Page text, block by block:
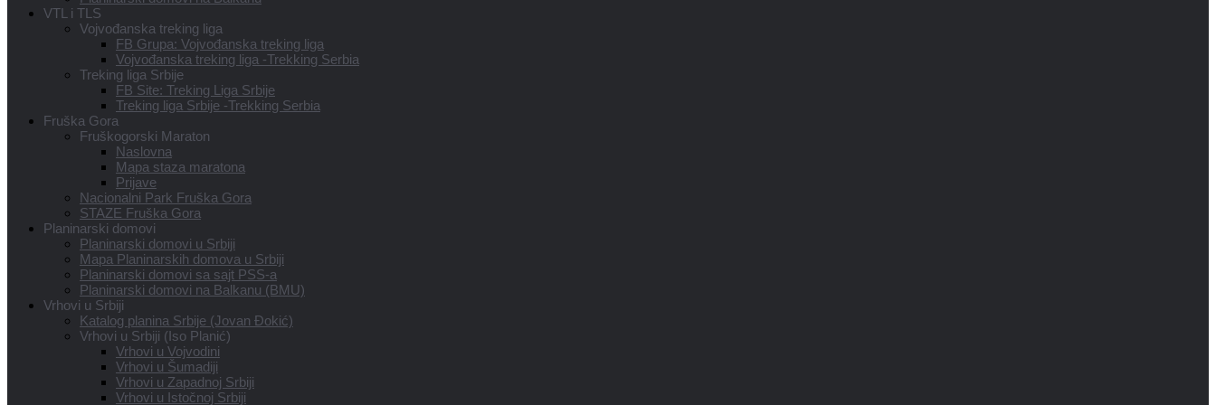
VTL i TLS
Vojvođanska treking liga
FB Grupa: Vojvođanska treking liga
Vojvođanska treking liga -Trekking Serbia
Treking liga Srbije
FB Site: Treking Liga Srbije
Treking liga Srbije -Trekking Serbia
Fruška Gora
Fruškogorski Maraton
Naslovna
Mapa staza maratona
Prijave
Nacionalni Park Fruška Gora
STAZE Fruška Gora
Planinarski domovi
Planinarski domovi u Srbiji
Mapa Planinarskih domova u Srbiji
Planinarski domovi sa sajt PSS-a
Planinarski domovi na Balkanu (BMU)
Vrhovi u Srbiji
Katalog planina Srbije (Jovan Đokić)
Vrhovi u Srbiji (Iso Planić)
Vrhovi u Vojvodini
Vrhovi u Šumadiji
Vrhovi u Zapadnoj Srbiji
Vrhovi u Istočnoj Srbiji